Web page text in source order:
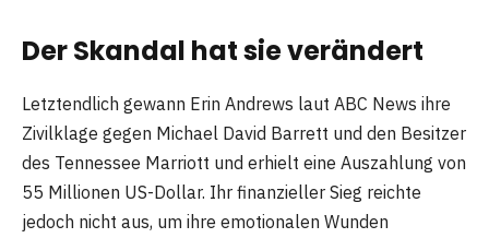
Der Skandal hat sie verändert
Letztendlich gewann Erin Andrews laut ABC News ihre
Zivilklage gegen Michael David Barrett und den Besitzer
des Tennessee Marriott und erhielt eine Auszahlung von
55 Millionen US-Dollar. Ihr finanzieller Sieg reichte
jedoch nicht aus, um ihre emotionalen Wunden